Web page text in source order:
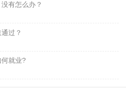
有怎么办？
过？
就业?